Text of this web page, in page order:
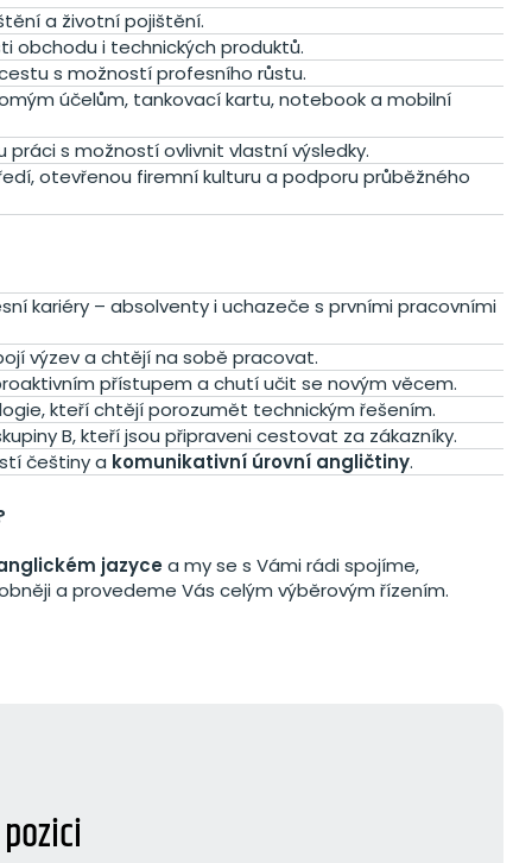
a životní pojištění.
obchodu i technických produktů.
s možností profesního růstu.
účelům, tankovací kartu, notebook a mobilní
s možností ovlivnit vlastní výsledky.
otevřenou firemní kulturu a podporu průběžného
kariéry – absolventy i uchazeče s prvními pracovními
výzev a chtějí na sobě pracovat.
přístupem a chutí učit se novým věcem.
kteří chtějí porozumět technickým řešením.
B, kteří jsou připraveni cestovat za zákazníky.
češtiny a komunikativní úrovní angličtiny.
jazycea my se s Vámi rádi spojíme,
a provedeme Vás celým výběrovým řízením.